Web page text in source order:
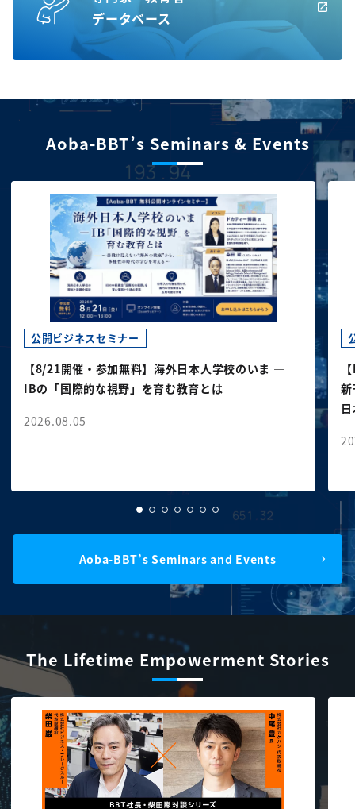
データベース
Aoba-BBT’s Seminars & Events
公開ビジネスセミナー
【8/21開催・参加無料】海外日本人学校のいま ―
IBの「国際的な視野」を育む教育とは
2026.08.05
Aoba-BBT’s Seminars and Events
The Lifetime Empowerment Stories